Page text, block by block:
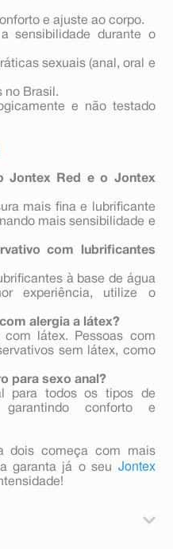
e ajuste ao corpo.
sensibilidade durante o
sexuais (anal, oral e
no Brasil.
e não testado
Jontex Red e o Jontex
mais fina e lubrificante
mais sensibilidade e
com lubrificantes
à base de água
experiência, utilize o
alergia a látex?
látex. Pessoas com
sem látex, como
para sexo anal?
para todos os tipos de
conforto e
dois começa com mais
garanta já o seu Jontex